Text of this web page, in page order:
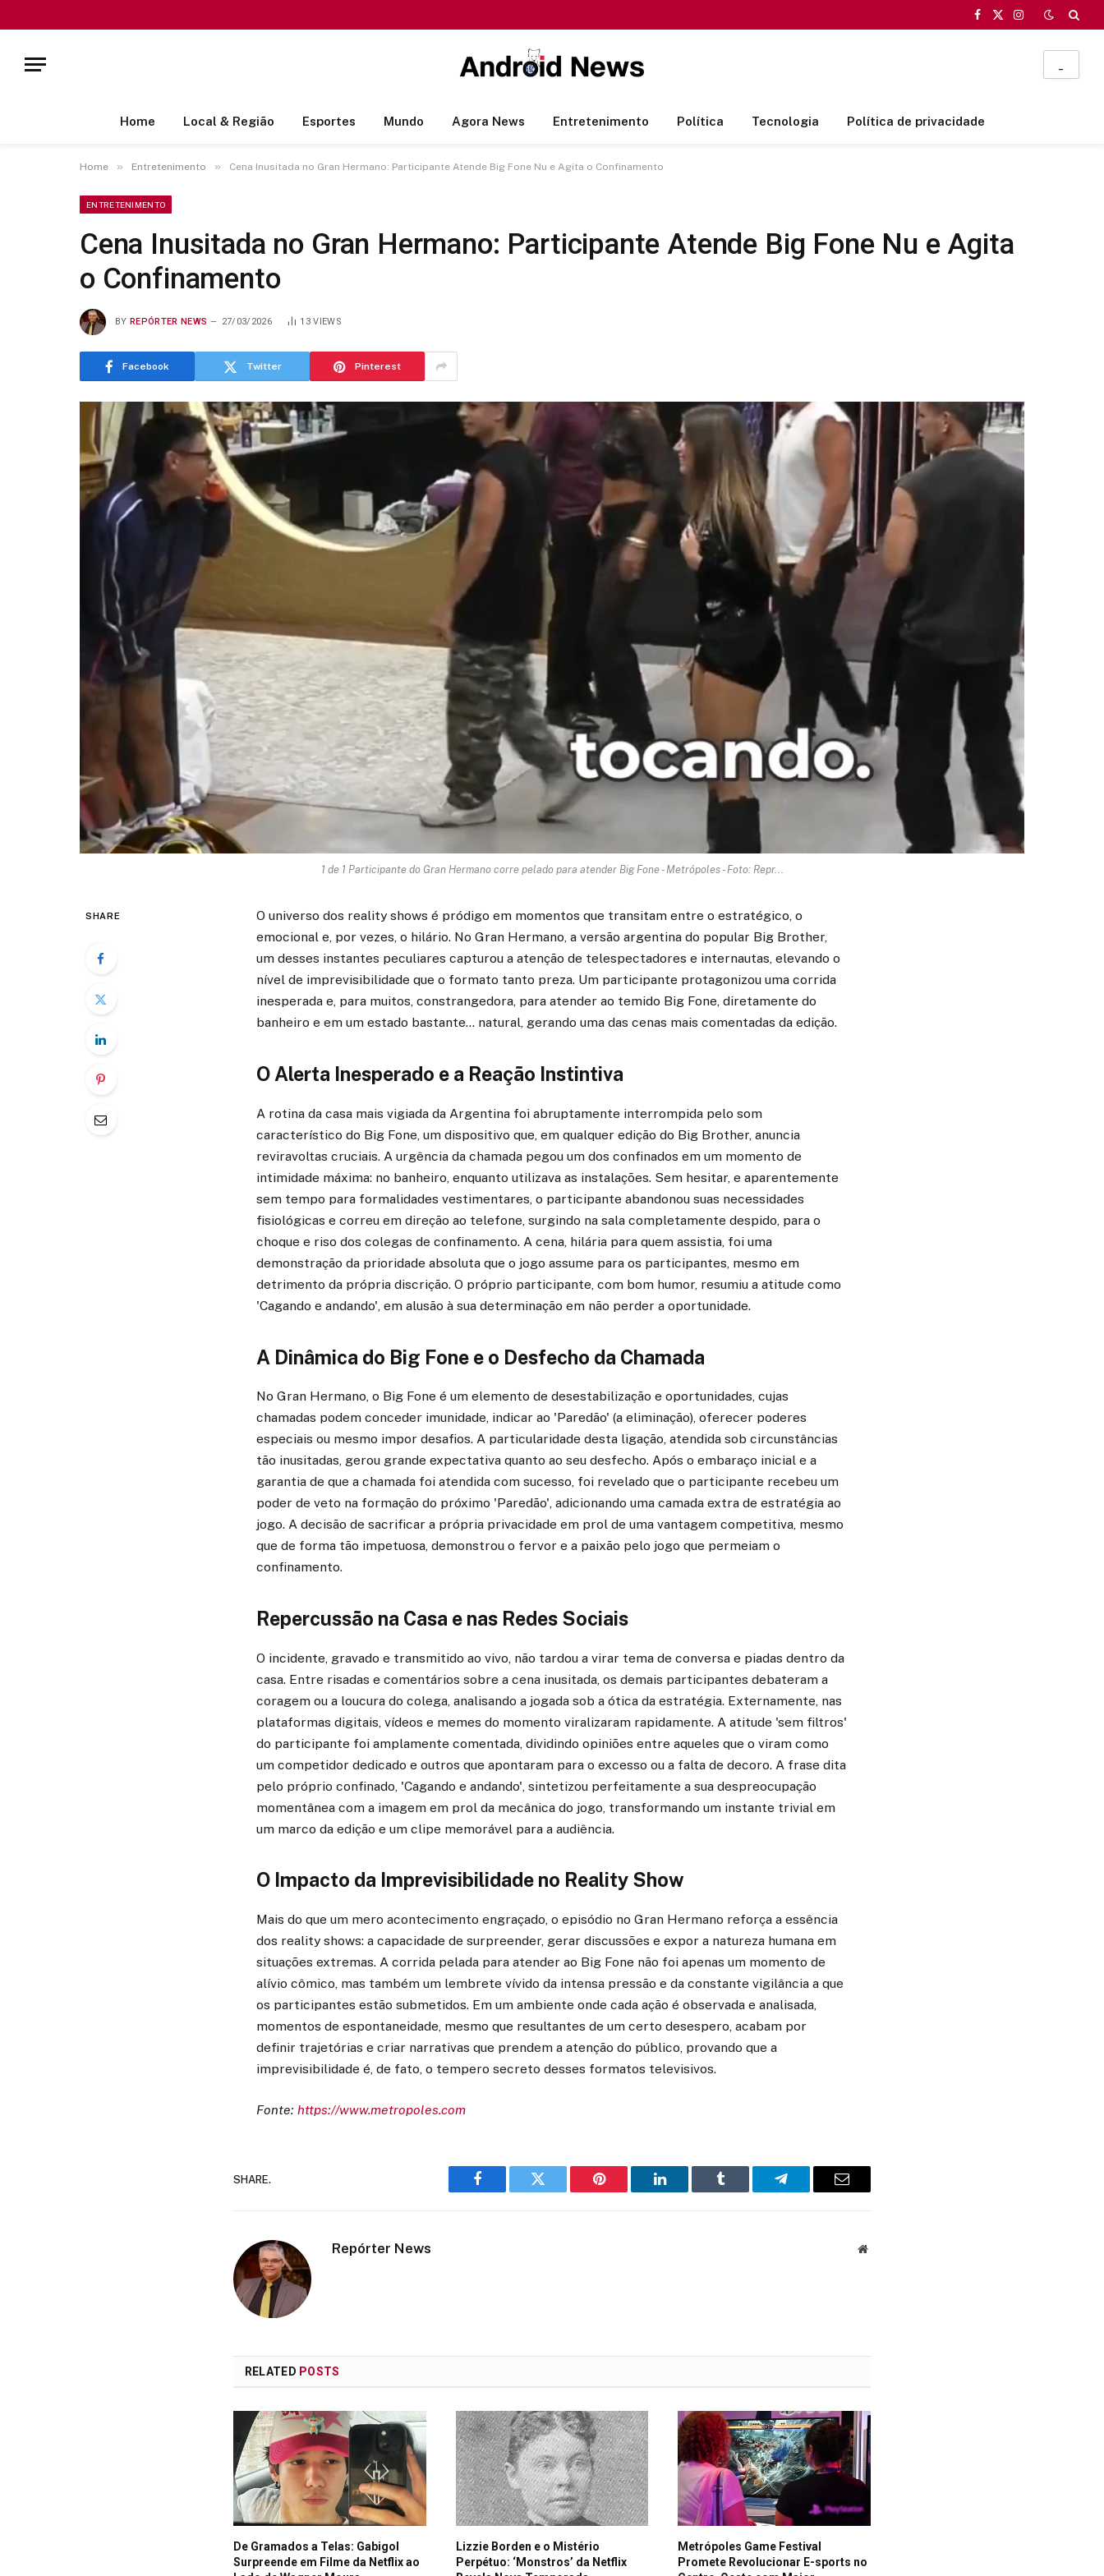
Facebook
X
Instagram
Home Local & Região Esportes Mundo Agora News Entretenimento Política Tecnologia Política de privacidade
Home » Entretenimento » Cena Inusitada no Gran Hermano: Participante Atende Big Fone Nu e Agita o Confinamento
ENTRETENIMENTO
Cena Inusitada no Gran Hermano: Participante Atende Big Fone Nu e Agita
o Confinamento
BY REPÓRTER NEWS 27/03/2026 13VIEWS
Facebook Twitter Pinterest
1 de 1 Participante do Gran Hermano corre pelado para atender Big Fone - Metrópoles - Foto: Repr...
SHARE
O universo dos reality shows é pródigo em momentos que transitam entre o estratégico, o
emocional e, por vezes, o hilário. No Gran Hermano, a versão argentina do popular Big Brother,
um desses instantes peculiares capturou a atenção de telespectadores e internautas, elevando o
nível de imprevisibilidade que o formato tanto preza. Um participante protagonizou uma corrida
inesperada e, para muitos, constrangedora, para atender ao temido Big Fone, diretamente do
banheiro e em um estado bastante… natural, gerando uma das cenas mais comentadas da edição.
O Alerta Inesperado e a Reação Instintiva
A rotina da casa mais vigiada da Argentina foi abruptamente interrompida pelo som
característico do Big Fone, um dispositivo que, em qualquer edição do Big Brother, anuncia
reviravoltas cruciais. A urgência da chamada pegou um dos confinados em um momento de
intimidade máxima: no banheiro, enquanto utilizava as instalações. Sem hesitar, e aparentemente
sem tempo para formalidades vestimentares, o participante abandonou suas necessidades
fisiológicas e correu em direção ao telefone, surgindo na sala completamente despido, para o
choque e riso dos colegas de confinamento. A cena, hilária para quem assistia, foi uma
demonstração da prioridade absoluta que o jogo assume para os participantes, mesmo em
detrimento da própria discrição. O próprio participante, com bom humor, resumiu a atitude como
'Cagando e andando', em alusão à sua determinação em não perder a oportunidade.
A Dinâmica do Big Fone e o Desfecho da Chamada
No Gran Hermano, o Big Fone é um elemento de desestabilização e oportunidades, cujas
chamadas podem conceder imunidade, indicar ao 'Paredão' (a eliminação), oferecer poderes
especiais ou mesmo impor desafios. A particularidade desta ligação, atendida sob circunstâncias
tão inusitadas, gerou grande expectativa quanto ao seu desfecho. Após o embaraço inicial e a
garantia de que a chamada foi atendida com sucesso, foi revelado que o participante recebeu um
poder de veto na formação do próximo 'Paredão', adicionando uma camada extra de estratégia ao
jogo. A decisão de sacrificar a própria privacidade em prol de uma vantagem competitiva, mesmo
que de forma tão impetuosa, demonstrou o fervor e a paixão pelo jogo que permeiam o
confinamento.
Repercussão na Casa e nas Redes Sociais
O incidente, gravado e transmitido ao vivo, não tardou a virar tema de conversa e piadas dentro da
casa. Entre risadas e comentários sobre a cena inusitada, os demais participantes debateram a
coragem ou a loucura do colega, analisando a jogada sob a ótica da estratégia. Externamente, nas
plataformas digitais, vídeos e memes do momento viralizaram rapidamente. A atitude 'sem filtros'
do participante foi amplamente comentada, dividindo opiniões entre aqueles que o viram como
um competidor dedicado e outros que apontaram para o excesso ou a falta de decoro. A frase dita
pelo próprio confinado, 'Cagando e andando', sintetizou perfeitamente a sua despreocupação
momentânea com a imagem em prol da mecânica do jogo, transformando um instante trivial em
um marco da edição e um clipe memorável para a audiência.
O Impacto da Imprevisibilidade no Reality Show
Mais do que um mero acontecimento engraçado, o episódio no Gran Hermano reforça a essência
dos reality shows: a capacidade de surpreender, gerar discussões e expor a natureza humana em
situações extremas. A corrida pelada para atender ao Big Fone não foi apenas um momento de
alívio cômico, mas também um lembrete vívido da intensa pressão e da constante vigilância a que
os participantes estão submetidos. Em um ambiente onde cada ação é observada e analisada,
momentos de espontaneidade, mesmo que resultantes de um certo desespero, acabam por
definir trajetórias e criar narrativas que prendem a atenção do público, provando que a
imprevisibilidade é, de fato, o tempero secreto desses formatos televisivos.
Fonte: https://www.metropoles.com
SHARE.
Facebook Twitter Pinterest LinkedIn Tumblr Telegram Email
Repórter News Website
RELATED POSTS
De Gramados a Telas: Gabigol
Surpreende em Filme da Netflix ao
Lizzie Borden e o Mistério
Perpétuo: ‘Monstros’ da Netflix
Metrópoles Game Festival
Promete Revolucionar E-sports no